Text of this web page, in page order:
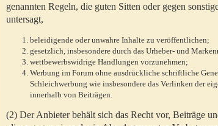
genannten Regeln, die guten Sitten oder gegen
untersagt,
beleidigende oder unwahre Inhalte zu veröffentlichen;
gesetzlich, insbesondere durch das Urheber- und
wettbewerbswidrige Handlungen vorzunehmen;
Werbung im Forum ohne ausdrückliche schriftliche
Schleichwerbung wie insbesondere das Verlinken der
innerhalb von Beiträgen.
(2) Der Anbieter behält sich das Recht vor, Beiträge